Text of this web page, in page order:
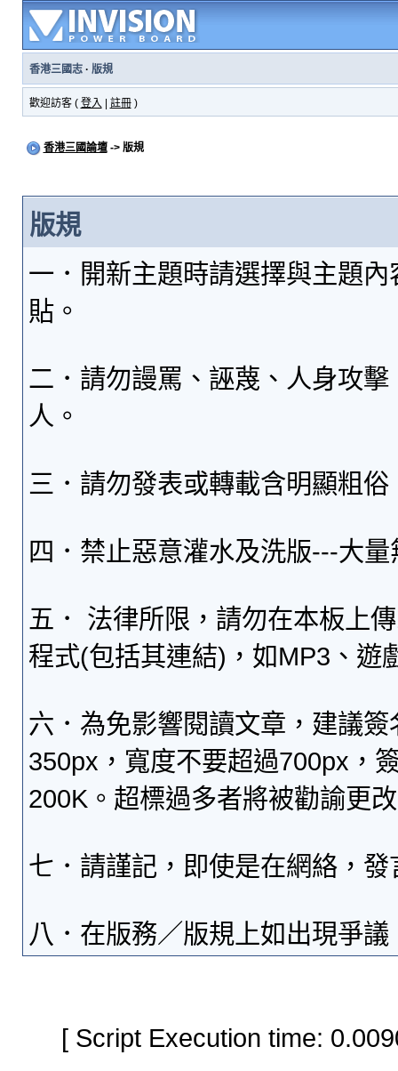
香港三國志· 版規
歡迎訪客 ( 登入 註冊)
香港三國論壇-> 版規
版規
一．開新主題時請選擇與主題
貼。
二．請勿謾罵、誣蔑、人身攻
人。
三．請勿發表或轉載含明顯粗
四．禁止惡意灌水及洗版---大
五． 法律所限，請勿在本板上
程式(包括其連結)，如MP3、遊
六．為免影響閱讀文章，建議
350px，寬度不要超過700px，
200K。超標過多者將被勸諭更
七．請謹記，即使是在網絡，
八．在版務／版規上如出現爭
[ Script Execution time: